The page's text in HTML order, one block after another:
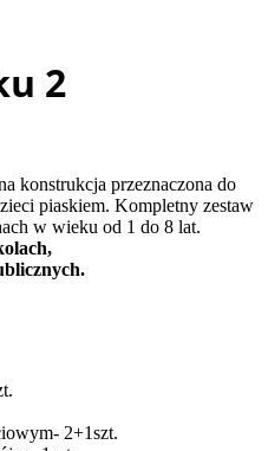
2
konstrukcja przeznaczona do
piaskiem. Kompletny zestaw
w wieku od 1 do 8 lat.
2+1szt.